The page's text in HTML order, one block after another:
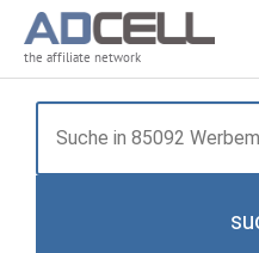
the affiliate network